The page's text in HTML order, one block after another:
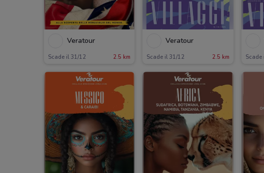
Veratour
Scade il 31/12 2.5 km
Veratour
Scade il 31/12 2.5 km Scade